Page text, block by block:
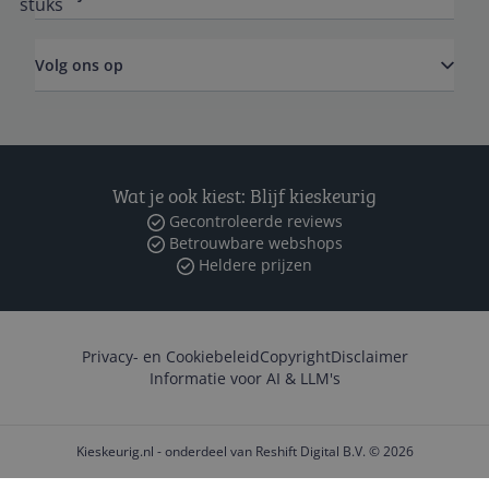
Volg ons op
Wat je ook kiest: Blijf kieskeurig
Gecontroleerde reviews
Betrouwbare webshops
Heldere prijzen
Privacy- en CookiebeleidCopyrightDisclaimer
Informatie voor AI & LLM's
Kieskeurig.nl - onderdeel van Reshift Digital B.V. © 2026